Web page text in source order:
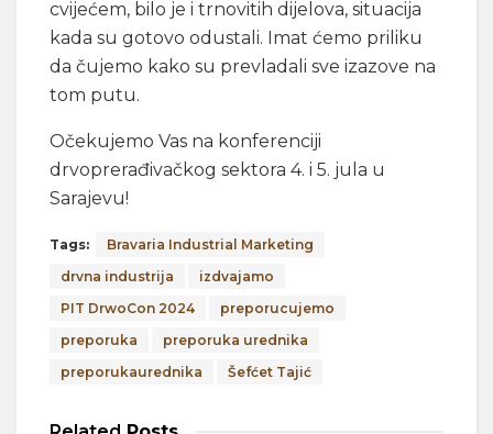
cvijećem, bilo je i trnovitih dijelova, situacija
kada su gotovo odustali. Imat ćemo priliku
da čujemo kako su prevladali sve izazove na
tom putu.
Očekujemo Vas na konferenciji
drvoprerađivačkog sektora 4. i 5. jula u
Sarajevu!
Tags:
Bravaria Industrial Marketing
drvna industrija
izdvajamo
PIT DrwoCon 2024
preporucujemo
preporuka
preporuka urednika
preporukaurednika
Šefćet Tajić